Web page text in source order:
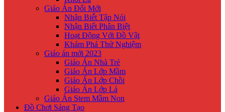
Giáo Án Đổi Mới
Nhận Biế́t Tập Nói
Nhận Biết Phân Biệt
Hoạt Động Với Đồ Vật
Khám Phá Thử Nghiệm
Giáo án mới 2023
Giáo Án Nhà Trẻ
Giáo Án Lớp Mầm
Giáo Án Lớp Chồi
Giáo Án Lớp Lá
Giáo Án Stem Mầm Non
Đồ Chơi Sáng Tạo